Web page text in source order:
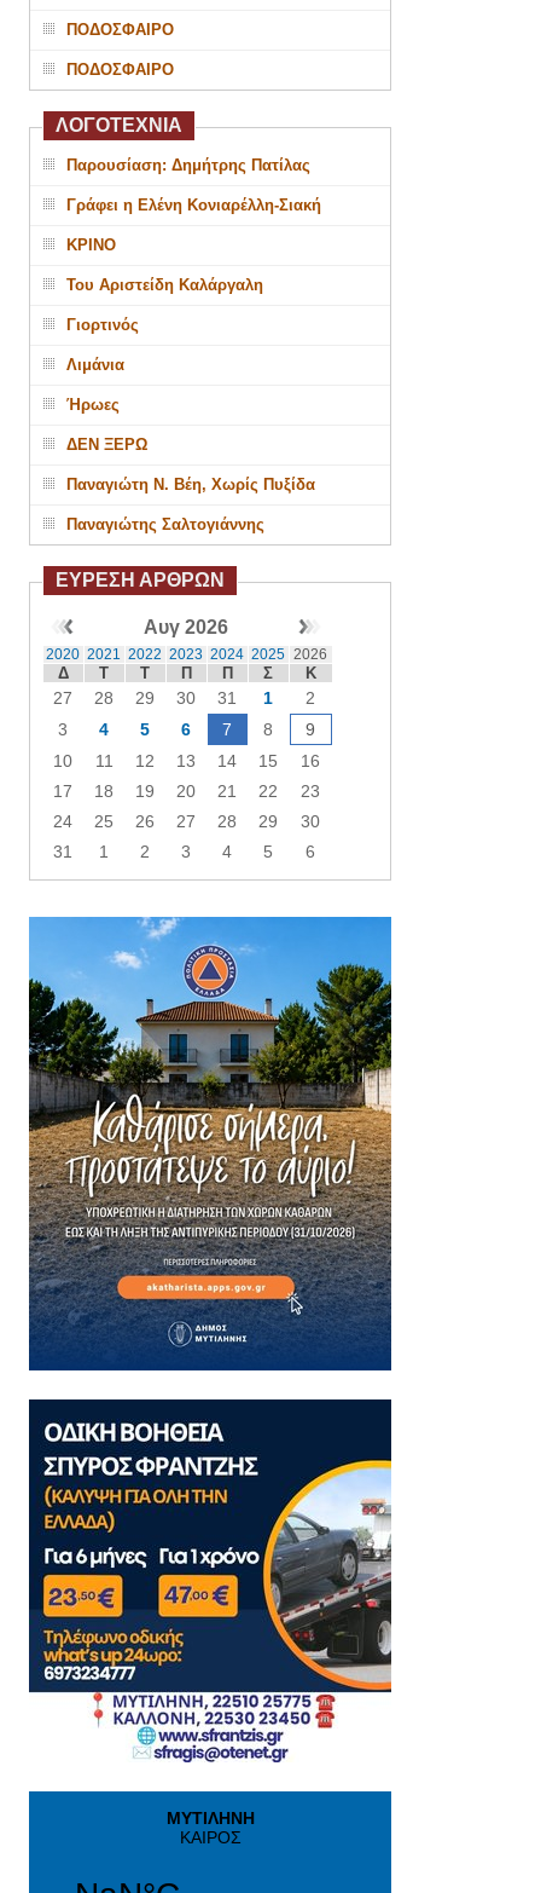
ΠΟΔΟΣΦΑΙΡΟ
ΠΟΔΟΣΦΑΙΡΟ
ΛΟΓΟΤΕΧΝΙΑ
Παρουσίαση: Δημήτρης Πατίλας
Γράφει η Ελένη Κονιαρέλλη-Σιακή
ΚΡΙΝΟ
Του Αριστείδη Καλάργαλη
Γιορτινός
Λιμάνια
Ήρωες
ΔΕΝ ΞΕΡΩ
Παναγιώτη Ν. Βέη, Χωρίς Πυξίδα
Παναγιώτης Σαλτογιάννης
ΕΥΡΕΣΗ ΑΡΘΡΩΝ
Αυγ 2026
2020 2021 2022 2023 2024 2025 2026
Δ Τ Τ Π Π Σ Κ
27 28 29 30 31 1
2
3
4 5 6 7 8
9
10
11 12 13 14 15
16
17
18 19 20 21 22
23
24
25 26 27 28 29
30
31
1 2 3 4 5 6